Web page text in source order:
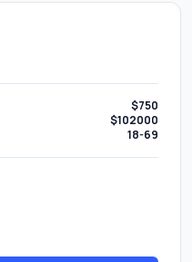
$750
$102000
18-69